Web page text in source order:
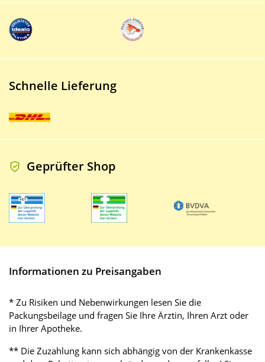
Schnelle Lieferung
Geprüfter Shop
Informationen zu Preisangaben
* Zu Risiken und Nebenwirkungen lesen Sie die
Packungsbeilage und fragen Sie Ihre Ärztin, Ihren Arzt oder
in Ihrer Apotheke.
** Die Zuzahlung kann sich abhängig von der Krankenkasse